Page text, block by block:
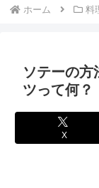
ホーム 料
ソテーの方
ツって何？
X